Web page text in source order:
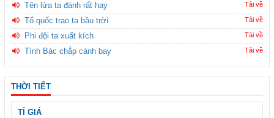
Tên lửa ta đánh rất hay Tải về
Tổ quốc trao ta bầu trời Tải về
Phi đội ta xuất kích Tải về
Tình Bác chắp cánh bay Tải về
THỜI TIẾT
TỈ GIÁ